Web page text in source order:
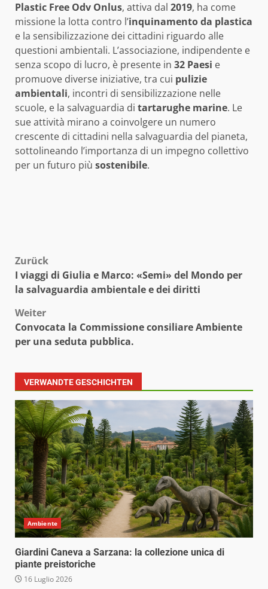
Plastic Free Odv Onlus, attiva dal 2019, ha come
missione la lotta contro l’inquinamento da plastica
e la sensibilizzazione dei cittadini riguardo alle
questioni ambientali. L’associazione, indipendente e
senza scopo di lucro, è presente in 32 Paesi e
promuove diverse iniziative, tra cui pulizie
ambientali, incontri di sensibilizzazione nelle
scuole, e la salvaguardia di tartarughe marine. Le
sue attività mirano a coinvolgere un numero
crescente di cittadini nella salvaguardia del pianeta,
sottolineando l’importanza di un impegno collettivo
per un futuro più sostenibile.
Beitragsnavigation
Zurück
I viaggi di Giulia e Marco: «Semi» del Mondo per
la salvaguardia ambientale e dei diritti
Weiter
Convocata la Commissione consiliare Ambiente
per una seduta pubblica.
VERWANDTE GESCHICHTEN
Ambiente
Giardini Caneva a Sarzana: la collezione unica di
piante preistoriche
16 Luglio 2026